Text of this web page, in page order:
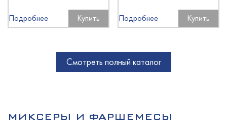
Подробнее Купить Подробнее Купить
Смотреть полный каталог
МИКСЕРЫ И ФАРШЕМЕСЫ